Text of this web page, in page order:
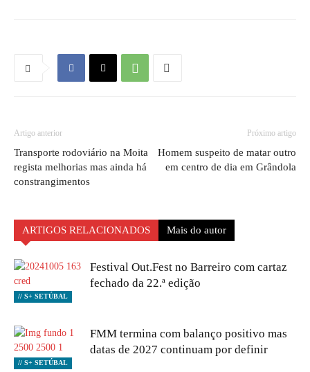
Artigo anterior
Transporte rodoviário na Moita
regista melhorias mas ainda há
constrangimentos
Próximo artigo
Homem suspeito de matar outro
em centro de dia em Grândola
ARTIGOS RELACIONADOS Mais do autor
// S+ SETÚBAL
Festival Out.Fest no Barreiro com cartaz
fechado da 22.ª edição
// S+ SETÚBAL
FMM termina com balanço positivo mas
datas de 2027 continuam por definir